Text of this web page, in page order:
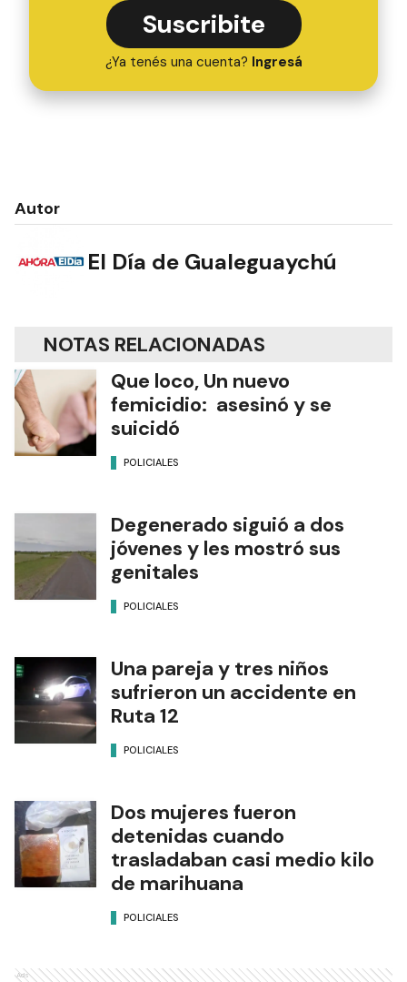
Suscribite
¿Ya tenés una cuenta? Ingresá
Autor
El Día de Gualeguaychú
NOTAS RELACIONADAS
Que loco, Un nuevo
femicidio: asesinó y se
suicidó
POLICIALES
Degenerado siguió a dos
jóvenes y les mostró sus
genitales
POLICIALES
Una pareja y tres niños
sufrieron un accidente en
Ruta 12
POLICIALES
Dos mujeres fueron
detenidas cuando
trasladaban casi medio kilo
de marihuana
POLICIALES
Ads